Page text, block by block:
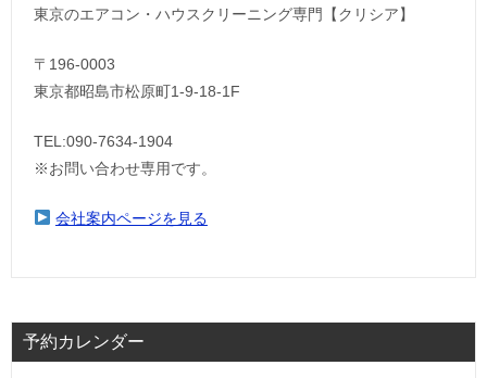
東京のエアコン・ハウスクリーニング専門【クリシア】
〒196-0003
東京都昭島市松原町1-9‐18‐1F
TEL:090-7634-1904
※お問い合わせ専用です。
会社案内ページを見る
予約カレンダー